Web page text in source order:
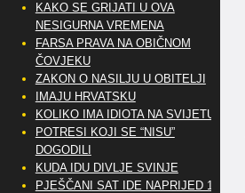
KAKO SE GRIJATI U OVA
NESIGURNA VREMENA
FARSA PRAVA NA OBIČNOM
ČOVJEKU
ZAKON O NASILJU U OBITELJI
IMAJU HRVATSKU
KOLIKO IMA IDIOTA NA SVIJETU?
POTRESI KOJI SE “NISU”
DOGODILI
KUDA IDU DIVLJE SVINJE
PJEŠČANI SAT IDE NAPRIJED 10